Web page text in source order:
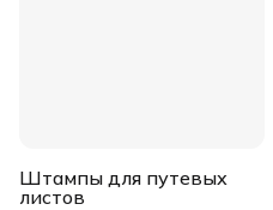
Штампы для путевых
листов